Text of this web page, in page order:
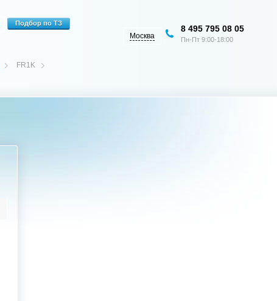
Москва
8 495 795 08 05
Пн-Пт 9:00-18:00
FR1K